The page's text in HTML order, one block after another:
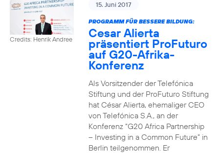
Credits: Henrik Andree
15. Juni 2017
PROGRAMM FÜR BESSERE BILDUNG:
Cesar Alierta
präsentiert ProFuturo
auf G20-Afrika-
Konferenz
Als Vorsitzender der Telefónica
Stiftung und der ProFuturo Stiftung
hat César Alierta, ehemaliger CEO
von Telefónica S.A., an der
Konferenz “G20 Africa Partnership
– Investing in a Common Future” in
Berlin teilgenommen. Er